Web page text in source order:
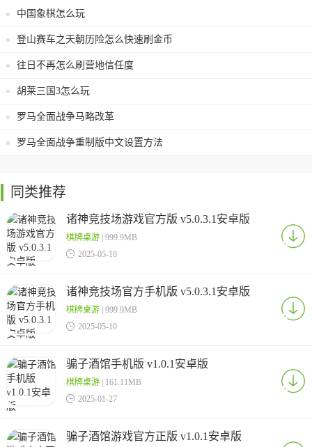
中国象棋怎么玩
登山赛车之天朝历险怎么快速刷金币
往日不再怎么刷营地信任度
胡莱三国3怎么玩
罗马全面战争马略改革
罗马全面战争重制版中文设置方法
同类推荐
诸神竞技场游戏官方版 v5.0.3.1安卓版
棋牌桌游| 999.9MB
 2025-05-10
诸神竞技场官方手机版 v5.0.3.1安卓版
棋牌桌游| 999.9MB
 2025-05-10
骗子酒馆手机版 v1.0.1安卓版
棋牌桌游| 161.11MB
 2025-01-27
骗子酒馆游戏官方正版 v1.0.1安卓版